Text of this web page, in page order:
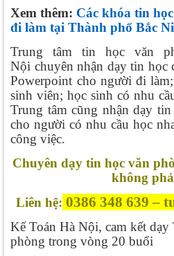
Xem thêm: Các khóa tin
đi làm tại Thành phố Bắc
Trung tâm tin học văn
Nội chuyên nhận dạy tin học
Powerpoint cho người đi
sinh viên; học sinh có nhu
Trung tâm cũng nhận dạy
cho người có nhu cầu học
công việc.
Chuyên dạy tin học văn
không
Liên hệ: 0386 348 639 –
Kế Toán Hà Nội, cam kết
phòng trong vòng 20 buổi